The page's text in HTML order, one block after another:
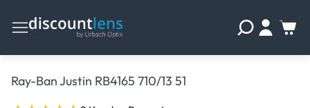
Ray-Ban Justin RB4165 710/13 51